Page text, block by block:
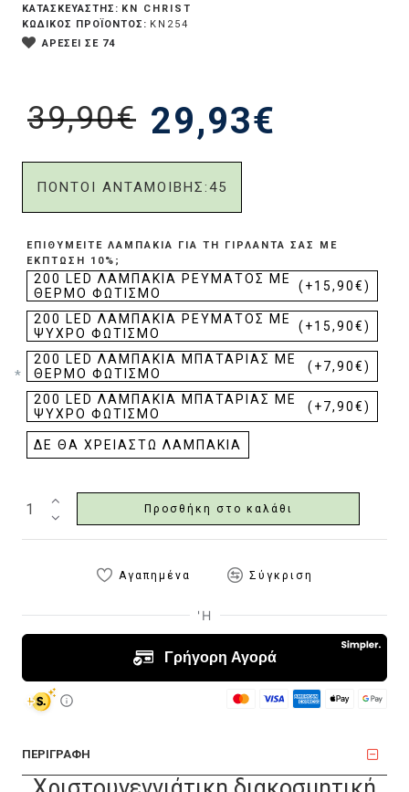
29,93€
39,90€
ΠΟΝΤΟΙ ΑΝΤΑΜΟΙΒΗΣ:45
ΚΑΤΑΣΚΕΥΑΣΤΗΣ: KN CHRIST
ΚΩΔΙΚΟΣ ΠΡΟΪΟΝΤΟΣ: KN254
ΑΡΕΣΕΙ ΣΕ 74
ΕΠΙΘΥΜΕΊΤΕ ΛΑΜΠΆΚΙΑ ΓΙΑ ΤΗ ΓΙΡΛΆΝΤΑ ΣΑΣ ΜΕ
ΈΚΠΤΩΣΗ 10%;
200 LED ΛΑΜΠΆΚΙΑ ΡΕΎΜΑΤΟΣ ΜΕ
ΘΕΡΜΌ ΦΩΤΙΣΜΌ
(+15,90€)
200 LED ΛΑΜΠΆΚΙΑ ΡΕΎΜΑΤΟΣ ΜΕ
ΨΥΧΡΌ ΦΩΤΙΣΜΌ
(+15,90€)
200 LED ΛΑΜΠΆΚΙΑ ΜΠΑΤΑΡΊΑΣ ΜΕ
ΘΕΡΜΌ ΦΩΤΙΣΜΌ
(+7,90€)
200 LED ΛΑΜΠΆΚΙΑ ΜΠΑΤΑΡΊΑΣ ΜΕ
ΨΥΧΡΌ ΦΩΤΙΣΜΌ
(+7,90€)
ΔΕ ΘΑ ΧΡΕΙΑΣΤΏ ΛΑΜΠΆΚΙΑ
Προσθήκη στο καλάθι
Αγαπημένα Σύγκριση
ΠΕΡΙΓΡΑΦΗ